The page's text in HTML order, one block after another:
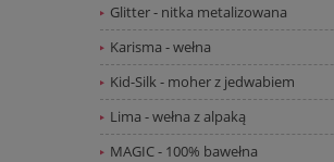
Glitter - nitka metalizowana
Karisma - wełna
Kid-Silk - moher z jedwabiem
Lima - wełna z alpaką
MAGIC - 100% bawełna